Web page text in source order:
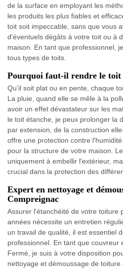
de la surface en employant les
les produits les plus fiables et
toit soit impeccable, sans que vous
d'éventuels dégâts à votre toit ou à
maison. En tant que professionnel,
tous types de toits.
Pourquoi faut-il rendre le toit
Qu'il soit plat ou en pente, chaque
La pluie, quand elle se mêle à la
avoir un effet dévastateur sur les
le toit étanche, je peux prolonger la
par extension, de la construction
offre une protection contre
pour la structure de votre maison.
uniquement à embellir l'extérieur,
crucial dans la protection des
Expert en nettoyage et
Compreignac
Assurer l'étanchéité de votre toiture
années nécessite un entretien
un travail de qualité, il est essentiel
professionnel. En tant que couvreur
Fermé, je suis à votre disposition
nettoyage et démoussage de toiture